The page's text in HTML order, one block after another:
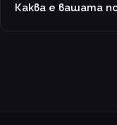
Каква е вашата